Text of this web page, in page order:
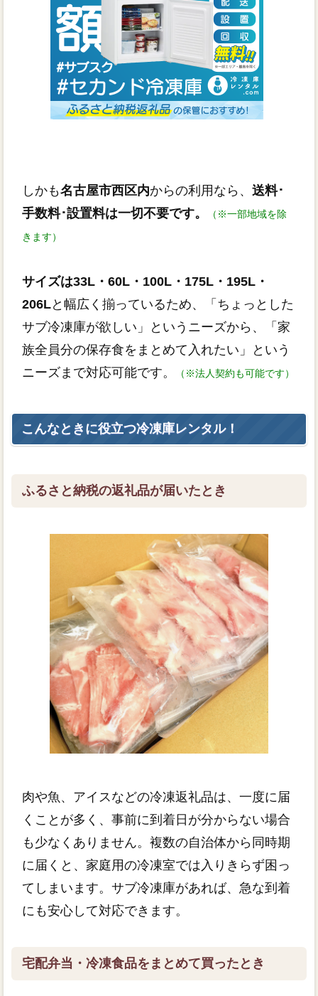
しかも名古屋市西区内からの利用なら、 送料･
手数料･設置料は一切不要です。
（※一部地域を除
きます）
サイズは33L・60L・100L・175L・195L・
206Lと幅広く揃っているため、「ちょっとした
サブ冷凍庫が欲しい」というニーズから、「家
族全員分の保存食をまとめて入れたい」という
ニーズまで対応可能です。
（※法人契約も可能です）
こんなときに役立つ冷凍庫レンタル！
ふるさと納税の返礼品が届いたとき
肉や魚、アイスなどの冷凍返礼品は、一度に届
くことが多く、事前に到着日が分からない場合
も少なくありません。複数の自治体から同時期
に届くと、家庭用の冷凍室では入りきらず困っ
てしまいます。サブ冷凍庫があれば、急な到着
にも安心して対応できます。
宅配弁当・冷凍食品をまとめて買ったとき